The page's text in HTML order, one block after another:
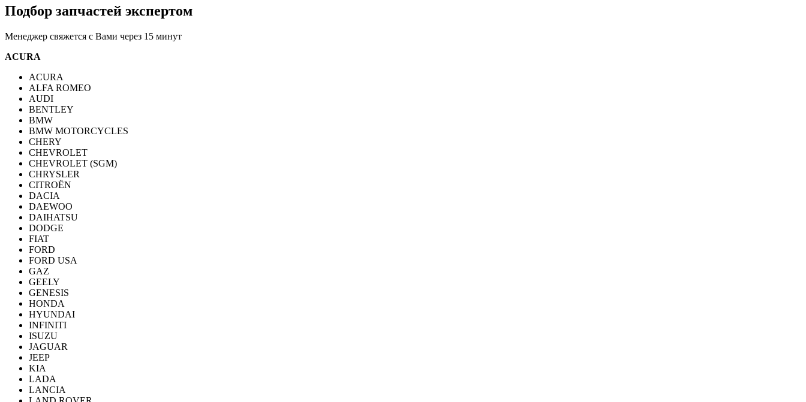
Подбор запчастей экспертом
Менеджер свяжется с Вами через 15 минут
ACURA
ACURA
ALFA ROMEO
AUDI
BENTLEY
BMW
BMW MOTORCYCLES
CHERY
CHEVROLET
CHEVROLET (SGM)
CHRYSLER
CITROËN
DACIA
DAEWOO
DAIHATSU
DODGE
FIAT
FORD
FORD USA
GAZ
GEELY
GENESIS
HONDA
HYUNDAI
INFINITI
ISUZU
JAGUAR
JEEP
KIA
LADA
LANCIA